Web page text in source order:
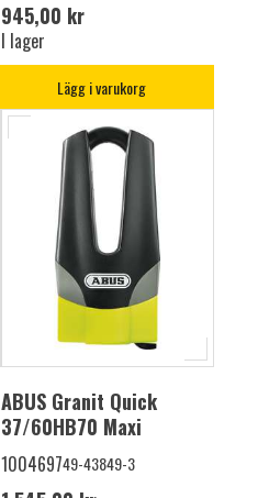
945,00 kr
I lager
Lägg i varukorg
ABUS Granit Quick
37/60HB70 Maxi
100469749-43849-3